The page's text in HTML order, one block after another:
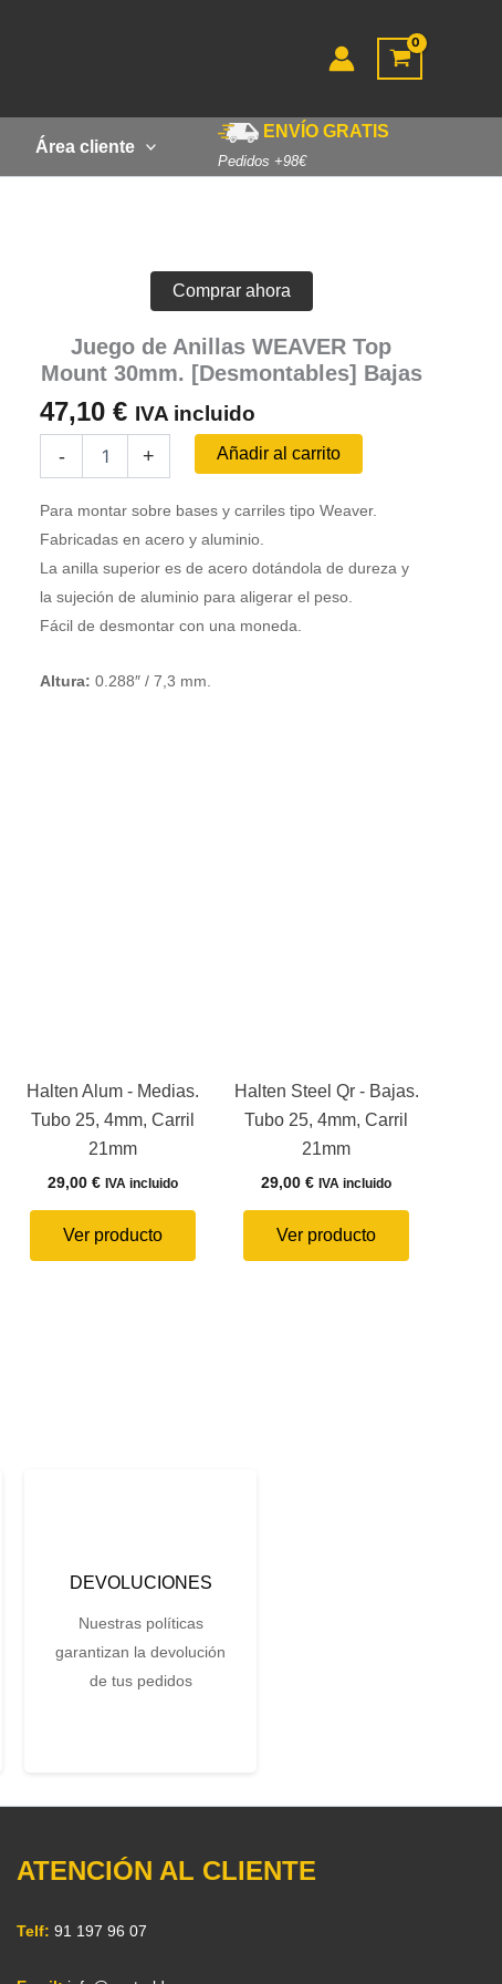
Área cliente
ENVÍO GRATIS
Pedidos +98€
Comprar ahora
Juego de Anillas WEAVER Top
Mount 30mm. [Desmontables] Bajas
47,10 € IVA incluido
-
WEAVER
Top
30mm.
[Desmontables]
Bajas
+ Añadir al carrito
Para montar sobre bases y carriles tipo Weaver.
Fabricadas en acero y aluminio.
La anilla superior es de acero dotándola de dureza y
la sujeción de aluminio para aligerar el peso.
Fácil de desmontar con una moneda.
Altura: 0.288″ / 7,3 mm.
Halten Alum - Medias.
Tubo 25, 4mm, Carril
21mm
29,00€ IVA incluido
Ver producto
Halten Steel Qr - Bajas.
Tubo 25, 4mm, Carril
21mm
29,00€ IVA incluido
Ver producto
DEVOLUCIONES
Nuestras políticas
garantizan la devolución
de tus pedidos
ATENCIÓN AL CLIENTE
Telf: 91 197 96 07